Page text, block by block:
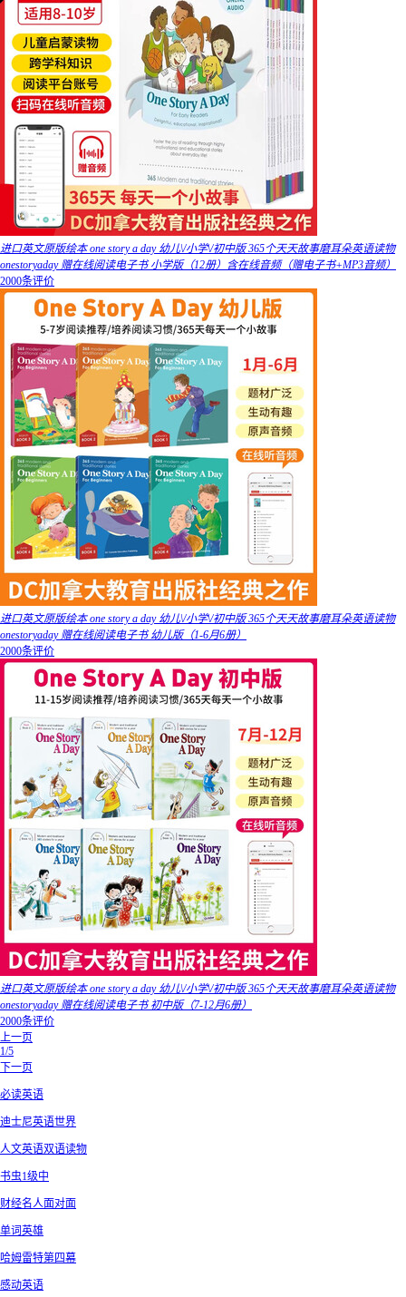
进口英文原版绘本 one story a day 幼儿\/小学\/初中版 365个天天故事磨耳朵英语读物
onestoryaday 赠在线阅读电子书 小学版（12册）含在线音频（赠电子书+MP3音频）
2000条评价
进口英文原版绘本 one story a day 幼儿\/小学\/初中版 365个天天故事磨耳朵英语读物
onestoryaday 赠在线阅读电子书 幼儿版（1-6月6册）
2000条评价
进口英文原版绘本 one story a day 幼儿\/小学\/初中版 365个天天故事磨耳朵英语读物
onestoryaday 赠在线阅读电子书 初中版（7-12月6册）
2000条评价
上一页
1/5
下一页
必读英语
迪士尼英语世界
人文英语双语读物
书虫1级中
财经名人面对面
单词英雄
哈姆雷特第四幕
感动英语